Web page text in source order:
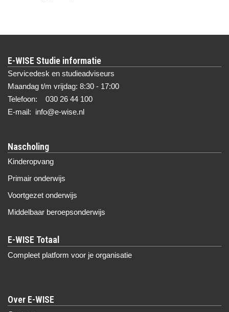
E-WISE Studie informatie
Servicedesk en studieadviseurs
Maandag t/m vrijdag: 8:30 - 17:00
Telefoon: 030 26 44 100
E-mail: info@e-wise.nl
Nascholing
Kinderopvang
Primair onderwijs
Voortgezet onderwijs
Middelbaar beroepsonderwijs
Compleet platform voor je organisatie
Over E-WISE